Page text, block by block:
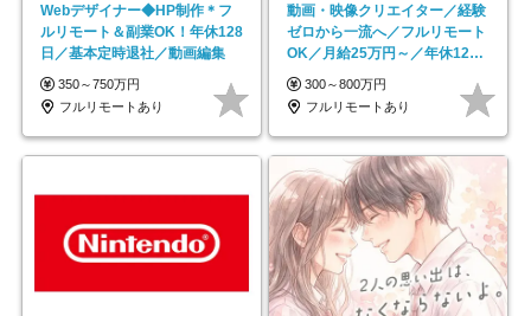
Webデザイナー◆HP制作＊フ
ルリモート＆副業OK！年休128
日／基本定時退社／動画編集
350～750万円
フルリモートあり
動画・映像クリエイター／経験
ゼロから一流へ／フルリモート
OK／月給25万円～／年休125
日以上
300～800万円
フルリモートあり